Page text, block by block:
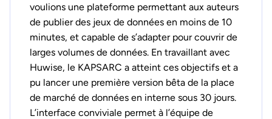
voulions une plateforme permettant aux auteurs
de publier des jeux de données en moins de 10
minutes, et capable de s’adapter pour couvrir de
larges volumes de données. En travaillant avec
Huwise, le KAPSARC a atteint ces objectifs et a
pu lancer une première version bêta de la place
de marché de données en interne sous 30 jours.
L’interface conviviale permet à l’équipe de